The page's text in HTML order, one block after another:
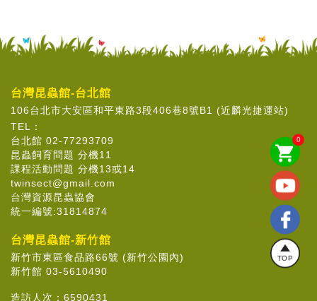
shopping_cart
0
TOP
台灣昆蟲館-台北館
106台北市大安區和平東路3段406巷8號B1 (近麟光捷運站)
TEL：
台北館 02-77293709
昆蟲飼育問題 分機11
課程活動問題 分機13或14
twinsect@gmail.com
台灣資源昆蟲協會
統一編號:31814874
台灣昆蟲館-新竹館
新竹市東區食品路66號 (新竹公園內)
新竹館 03-5610490
造訪人次： 6590431